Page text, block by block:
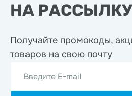
НА РАССЫЛКУ
Получайте промокоды,
товаров на свою почту
Введите E-mail